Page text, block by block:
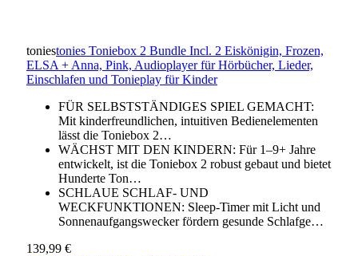
toniestonies Toniebox 2 Bundle Incl. 2 Eiskönigin, Frozen,
ELSA + Anna, Pink, Audioplayer für Hörbücher, Lieder,
Einschlafen und Tonieplay für Kinder
FÜR SELBSTSTÄNDIGES SPIEL GEMACHT:
Mit kinderfreundlichen, intuitiven Bedienelementen
lässt die Toniebox 2…
WÄCHST MIT DEN KINDERN: Für 1–9+ Jahre
entwickelt, ist die Toniebox 2 robust gebaut und bietet
Hunderte Ton…
SCHLAUE SCHLAF- UND
WECKFUNKTIONEN: Sleep-Timer mit Licht und
Sonnenaufgangswecker fördern gesunde Schlafge…
139,99 €